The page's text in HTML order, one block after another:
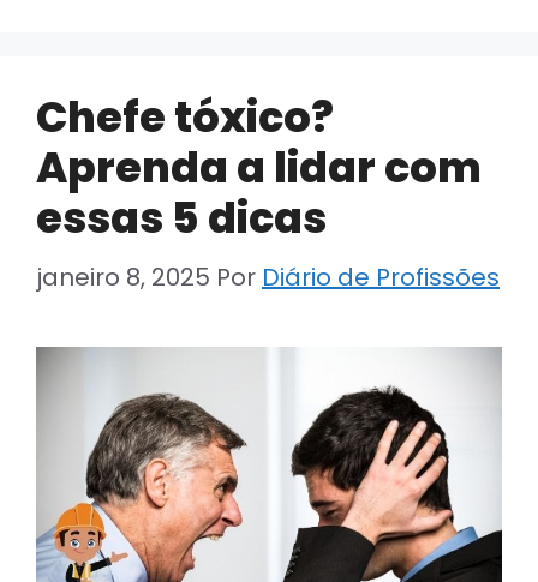
Chefe tóxico?
Aprenda a lidar com
essas 5 dicas
janeiro 8, 2025 Por Diário de Profissões